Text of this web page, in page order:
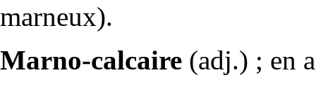
marneux).
Marno-calcaire (adj.) ; en